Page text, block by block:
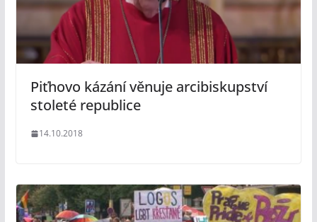
Piťhovo kázání věnuje arcibiskupství
stoleté republice
14.10.2018